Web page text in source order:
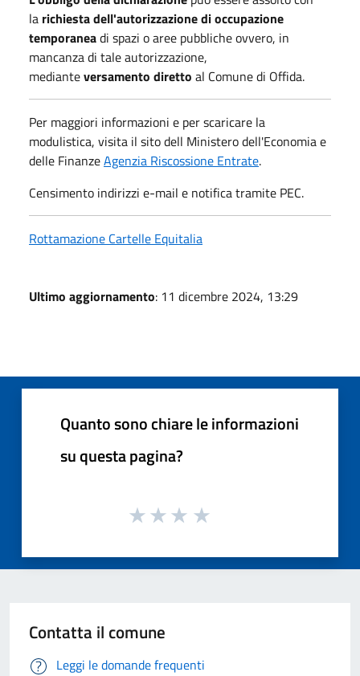
la richiesta dell'autorizzazione di occupazione
temporaneadi spazi o aree pubbliche ovvero, in
mancanza di tale autorizzazione,
medianteversamento diretto al Comune di Offida.
Per maggiori informazioni e per scaricare la
modulistica, visita il sito dell Ministero dell'Economia e
delle FinanzeAgenzia Riscossione Entrate.
Censimento indirizzi e-mail e notifica tramite PEC.
Rottamazione Cartelle Equitalia
Ultimo aggiornamento: 11 dicembre 2024, 13:29
Quanto sono chiare le informazioni
su questa pagina?
Contatta il comune
Leggi le domande frequenti